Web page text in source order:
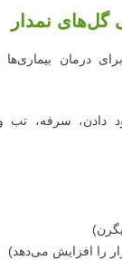
گل‌های نمدار
درمان
دادن، سرفه، تب و
را افزایش می‌دهد)